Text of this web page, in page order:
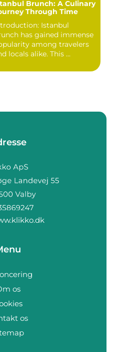
Brunch: A Culinary
Through Time
Istanbul
has gained immense
among travelers
locals alike. This ...
os
os